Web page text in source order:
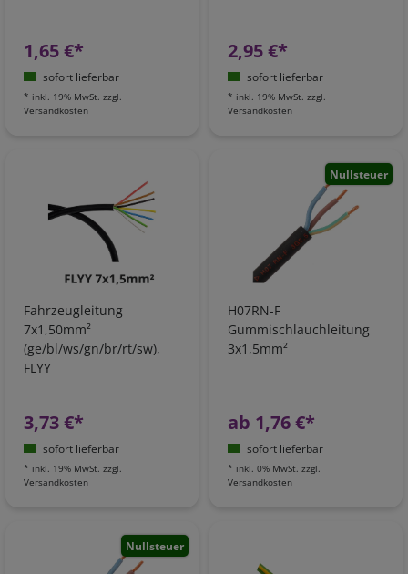
1,65 €*
sofort lieferbar
* inkl. 19% MwSt. zzgl.
Versandkosten
2,95 €*
sofort lieferbar
* inkl. 19% MwSt. zzgl.
Versandkosten
Fahrzeugleitung
7x1,50mm²
(ge/bl/ws/gn/br/rt/sw),
FLYY
3,73 €*
sofort lieferbar
* inkl. 19% MwSt. zzgl.
Versandkosten
Nullsteuer
H07RN-F
Gummischlauchleitung
3x1,5mm²
ab 1,76 €*
sofort lieferbar
* inkl. 0% MwSt. zzgl.
Versandkosten
Nullsteuer